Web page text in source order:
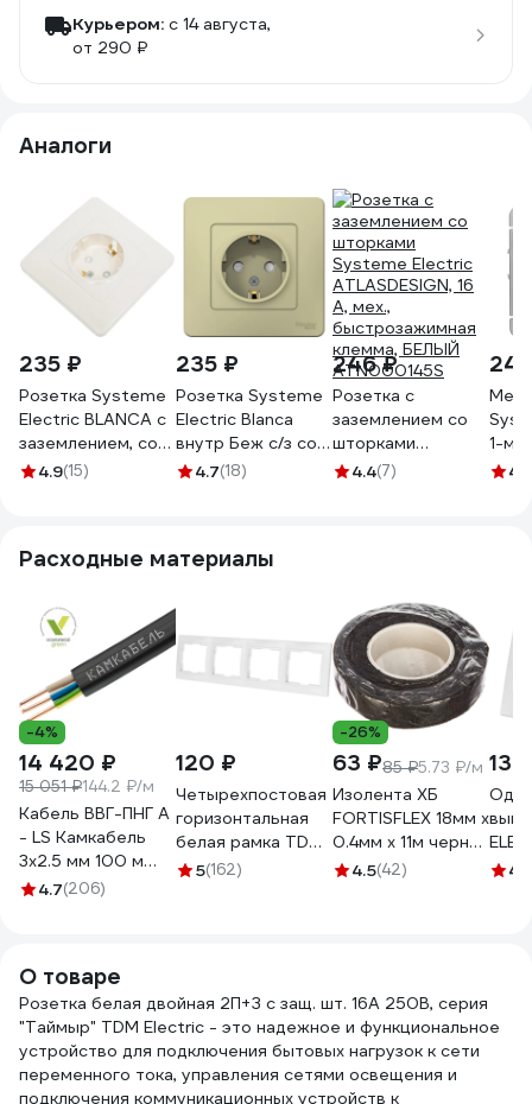
Курьером: c 14 августа,
от 290 ₽
Аналоги
235 ₽
Розетка Systeme
Electric BLANCA с
заземлением, со
шторками,
4.9(15)
235 ₽
Розетка Systeme
Electric Blanca
внутр Беж с/з со
шторками, 16А,
4.7(18)
246 ₽
Розетка с
заземлением со
шторками
Systeme Electric
4.4(7)
1-м
4.8
Расходные материалы
-4%
14 420 ₽
15 051 ₽144.2 ₽/м
Кабель ВВГ-ПНГ А
- LS Камкабель
3x2.5 мм 100 м
ГОСТ
4.7(206)
120 ₽
Четырехпостовая
горизонтальная
белая рамка TDM
ELECTRIC Таймыр
5(162)
-26%
63 ₽85 ₽5.73 ₽/м
Изолента ХБ
FORTISFLEX 18мм х
0.4мм х 11м черная
71242
4.5(42) 4.2
О товаре
Розетка белая двойная 2П+З с защ. шт. 16А 250В, серия
"Таймыр" TDM Electric - это надежное и функциональное
устройство для подключения бытовых нагрузок к сети
переменного тока, управления сетями освещения и
подключения коммуникационных устройств к